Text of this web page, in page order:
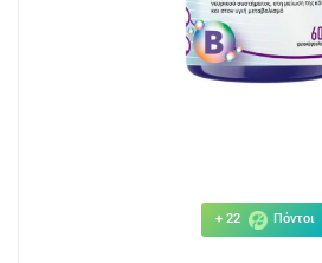
+ 22 Πόντοι